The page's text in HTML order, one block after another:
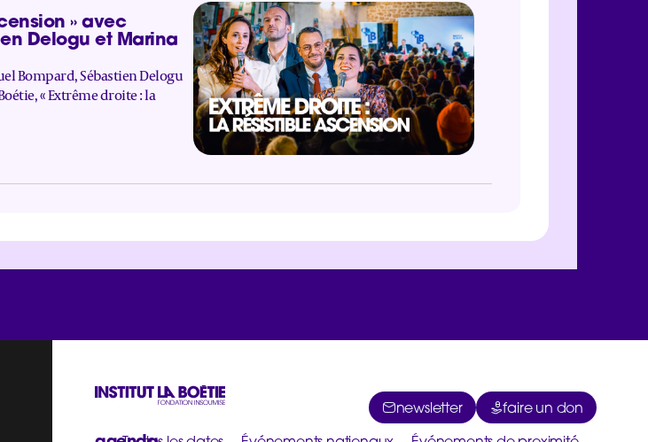
» avec
Delogu et Marina
Bompard, Sébastien Delogu
« Extrême droite : la
faire un don
newsletter